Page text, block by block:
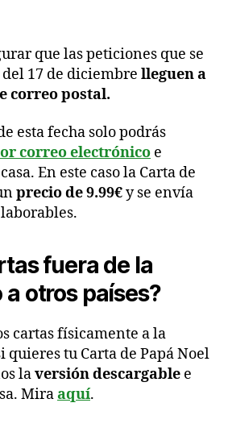
que las peticiones que se
17 de diciembre lleguen a
correo postal.
esta fecha solo podrás
correo electrónico e
En este caso la Carta de
precio de 9.99€y se envía
fuera de la
otros países?
cartas físicamente a la
tu Carta de Papá Noel
laversión descargable e
Miraaquí.